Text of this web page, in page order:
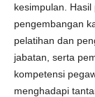
kesimpulan.
pengembangan
pelatihan dan
jabatan, serta
kompetensi
menghadapi